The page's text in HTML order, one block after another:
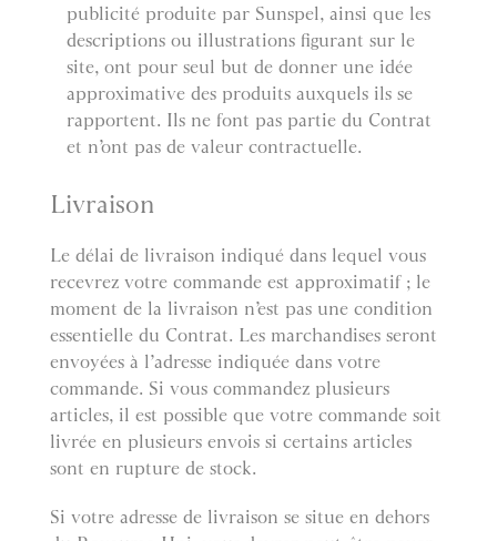
publicité produite par Sunspel, ainsi que les
descriptions ou illustrations figurant sur le
site, ont pour seul but de donner une idée
approximative des produits auxquels ils se
rapportent. Ils ne font pas partie du Contrat
et n’ont pas de valeur contractuelle.
Livraison
Le délai de livraison indiqué dans lequel vous
recevrez votre commande est approximatif ; le
moment de la livraison n’est pas une condition
essentielle du Contrat. Les marchandises seront
envoyées à l’adresse indiquée dans votre
commande. Si vous commandez plusieurs
articles, il est possible que votre commande soit
livrée en plusieurs envois si certains articles
sont en rupture de stock.
Si votre adresse de livraison se situe en dehors